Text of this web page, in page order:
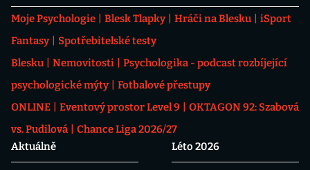
Moje Psychologie Blesk Tlapky Hráči na Blesku
iSport
Fantasy
Spotřebitelské testy
Blesku
Nemovitosti
Psychologika - podcast rozbíjející
psychologické mýty
Fotbalové přestupy
ONLINE
Eventový prostor Level 9
OKTAGON 92: Szabová
vs. Pudilová
Chance Liga 2026/27
Aktuálně
Léto 2026